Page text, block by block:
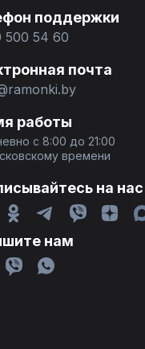
поддержки
500 54 60
почта
работы
с 8:00 до 21:00
времени
на нас
нам